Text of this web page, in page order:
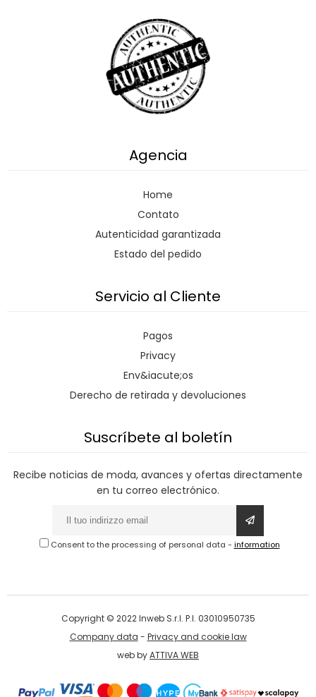
Agencia
Home
Contato
Autenticidad garantizada
Estado del pedido
Servicio al Cliente
Pagos
Privacy
Env&iacute;os
Derecho de retirada y devoluciones
Suscríbete al boletín
Recibe noticias de moda, avances y ofertas directamente
en tu correo electrónico.
Consent to the processing of personal data - information
Copyright © 2022 Inweb S.r.l. P.I. 03010950735
Company data - Privacy and cookie law
web byATTIVA WEB